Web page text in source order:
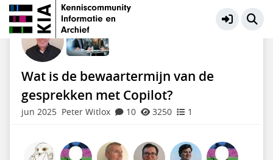
KIA Community Meer
Wat is de bewaartermijn van de
gesprekken met Copilot?
jun 2025 Peter Witlox 10 3250 1